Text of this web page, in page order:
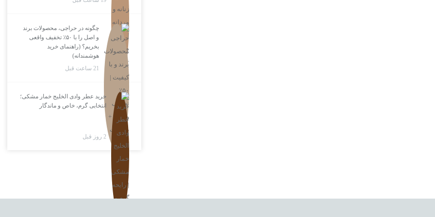
چگونه در حراجی، محصولات برند
و اصل را با ۵۰٪ تخفیف واقعی
بخریم؟ (راهنمای خرید
هوشمندانه)
21 ساعت قبل
خرید عطر وادی الخلیج خمار مشکی؛
انتخابی گرم، خاص و ماندگار
2 روز قبل